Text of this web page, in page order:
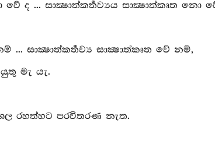
ද ... සාක්‍ෂාත්කර්‍තව්‍යය සාක්‍ෂාත්කෘත නො
සාක්‍ෂාත්කර්‍තව්‍ය සාක්‍ෂාත්කෘත වේ නම්,
මැ යැ.
රහත්හට පරවිතරණ නැත.